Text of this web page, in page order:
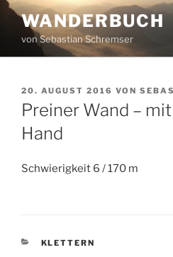
Zum
Inhalt
springen
WANDERBUCH
von Sebastian Schremser
VERÖFFENTLICHT
AM
20. AUGUST 2016 VON
Preiner Wand –
Hand
Schwierigkeit 6 / 170 m
KATEGORIEN
KLETTERN